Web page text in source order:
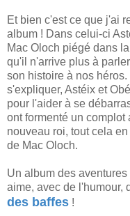
Et bien c'est ce que j'ai
album ! Dans celui-ci
Mac Oloch piégé dans
qu'il n'arrive plus à
son histoire à nos
s'expliquer, Astéix et
pour l'aider à se
ont formenté un
nouveau roi, tout cela
de Mac Oloch.
Un album des
aime, avec de l'humour,
des baffes !